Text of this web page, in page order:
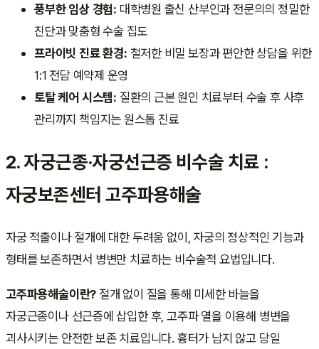
풍부한 임상 경험: 대학병원 출신 산부인과 전문의의 정밀한
진단과 맞춤형 수술 집도
프라이빗 진료 환경: 철저한 비밀 보장과 편안한 상담을 위한
1:1 전담 예약제 운영
토탈 케어 시스템: 질환의 근본 원인 치료부터 수술 후 사후
관리까지 책임지는 원스톱 진료
2. 자궁근종·자궁선근증 비수술 치료 :
자궁보존센터 고주파용해술
자궁 적출이나 절개에 대한 두려움 없이, 자궁의 정상적인 기능과
형태를 보존하면서 병변만 치료하는 비수술적 요법입니다.
고주파용해술이란?절개 없이 질을 통해 미세한 바늘을
자궁근종이나 선근증에 삽입한 후, 고주파 열을 이용해 병변을
괴사시키는 안전한 보존 치료입니다. 흉터가 남지 않고 당일